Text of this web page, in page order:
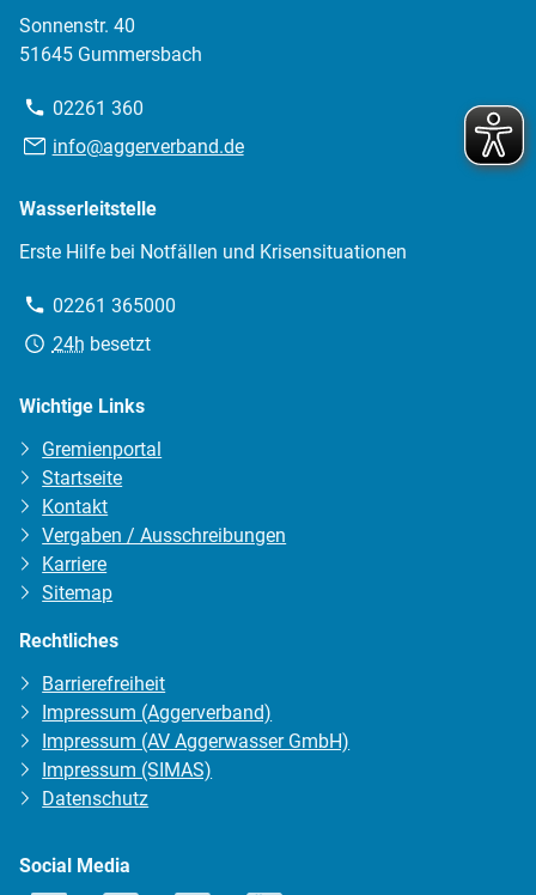
Sonnenstr. 40
51645 Gummersbach
Telefon:
02261 360
E-
Mail:
info@aggerverband.de
Wasserleitstelle
Erste Hilfe bei Notfällen und Krisensituationen
Telefon:
02261 365000
Erreichbarkeit:
24h besetzt
Wichtige Links
Gremienportal
Startseite
Kontakt
Vergaben / Ausschreibungen
Karriere
Sitemap
Rechtliches
Barrierefreiheit
Impressum (Aggerverband)
Impressum (AV Aggerwasser GmbH)
Impressum (SIMAS)
Datenschutz
Social Media
Facebook Instagram LinkedIn